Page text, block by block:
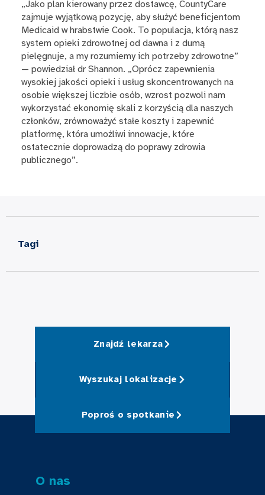
„Jako plan kierowany przez dostawcę, CountyCare
zajmuje wyjątkową pozycję, aby służyć beneficjentom
Medicaid w hrabstwie Cook. To populacja, którą nasz
system opieki zdrowotnej od dawna i z dumą
pielęgnuje, a my rozumiemy ich potrzeby zdrowotne”
— powiedział dr Shannon. „Oprócz zapewnienia
wysokiej jakości opieki i usług skoncentrowanych na
osobie większej liczbie osób, wzrost pozwoli nam
wykorzystać ekonomię skali z korzyścią dla naszych
członków, zrównoważyć stałe koszty i zapewnić
platformę, która umożliwi innowacje, które
ostatecznie doprowadzą do poprawy zdrowia
publicznego”.
Tagi
Znajdź lekarza
Wyszukaj lokalizacje
Poproś o spotkanie
O nas